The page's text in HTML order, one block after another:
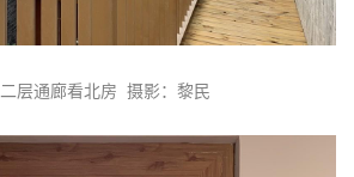
层通廊看北房  摄影：黎民